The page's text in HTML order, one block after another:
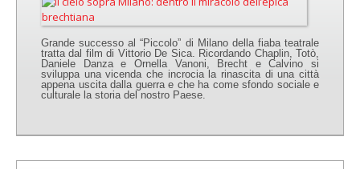
Grande successo al “Piccolo” di Milano della fiaba teatrale
tratta dal film di Vittorio De Sica. Ricordando Chaplin, Totò,
Daniele Danza e Ornella Vanoni, Brecht e Calvino si
sviluppa una vicenda che incrocia la rinascita di una città
appena uscita dalla guerra e che ha come sfondo sociale e
culturale la storia del nostro Paese.